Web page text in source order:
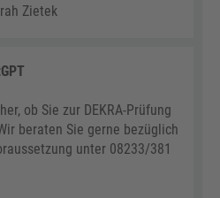
Zietek
ob Sie zur DEKRA-Prüfung
beraten Sie gerne bezüglich
unter 08233/381